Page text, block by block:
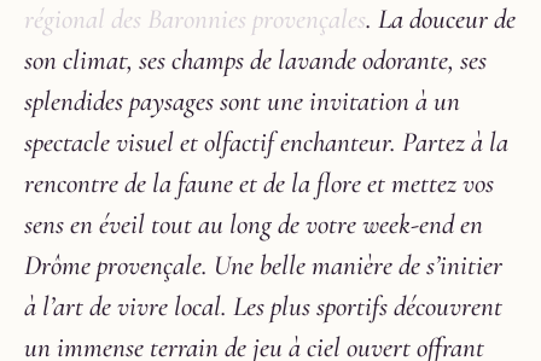
régional des Baronnies provençales. La douceur de
son climat, ses champs de lavande odorante, ses
splendides paysages sont une invitation à un
spectacle visuel et olfactif enchanteur. Partez à la
rencontre de la faune et de la flore et mettez vos
sens en éveil tout au long de votre week-end en
Drôme provençale. Une belle manière de s’initier
à l’art de vivre local. Les plus sportifs découvrent
un immense terrain de jeu à ciel ouvert offrant